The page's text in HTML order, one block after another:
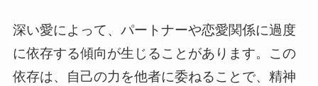
深い愛によって、パートナーや恋愛関係に過度
に依存する傾向が生じることがあります。この
依存は、自己の力を他者に委ねることで、精神